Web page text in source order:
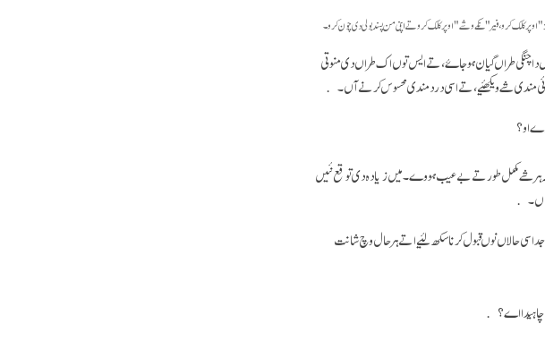
کلک کرو، فیر "نکے وشے" اوپر کلک کرو تے اپنی من پسند بولی دی چون کرو۔
دا چنگی طراں گیان ہو جاۓ، تے ایس توں اک طراں دی منوتی
مندی شے ویکھئیے، تے اسی درد مندی محسوس کرنے آں۔
او ؟
ہر شے مکمل طور تے بےعیب ہووے۔ میں زیادہ دی توقع نئیں
واں۔
حالاں نوں قبول کرنا سکھ لئیے اتے ہر حال وچ شانت
چاہیدا اے؟